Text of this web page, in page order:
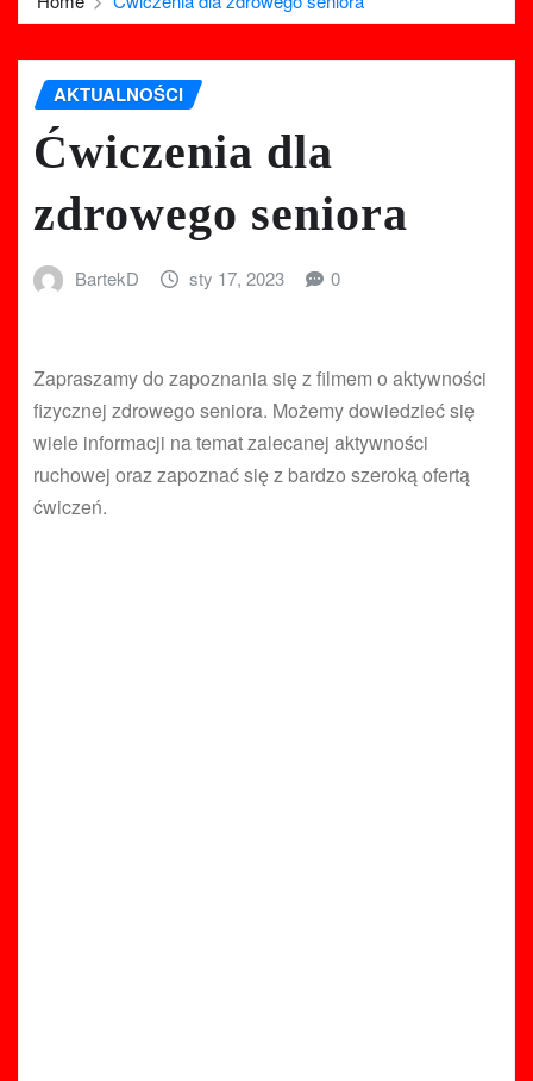
AKTUALNOŚCI
Ćwiczenia dla
zdrowego seniora
BartekD sty 17, 2023 0
Zapraszamy do zapoznania się z filmem o aktywności
fizycznej zdrowego seniora. Możemy dowiedzieć się
wiele informacji na temat zalecanej aktywności
ruchowej oraz zapoznać się z bardzo szeroką ofertą
ćwiczeń.